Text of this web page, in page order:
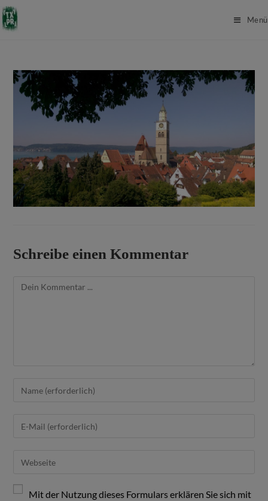
Menü
Schreibe einen Kommentar
Mit der Nutzung dieses Formulars erklären Sie sich mit